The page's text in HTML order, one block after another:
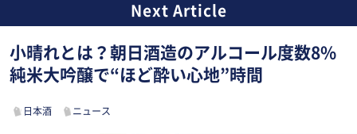
小晴れとは？朝日酒造のアルコール度数8%
純米大吟醸で“ほど酔い心地”時間
日本酒 ニュース